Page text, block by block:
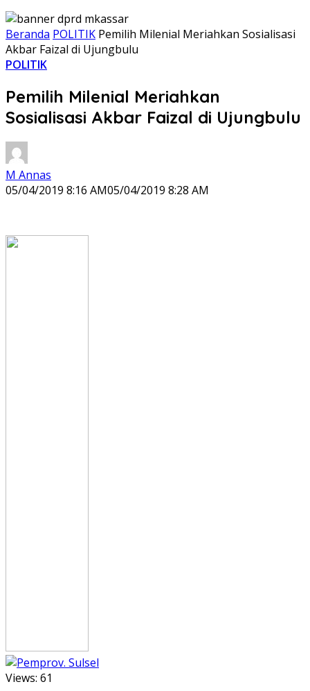
Beranda POLITIK Pemilih Milenial Meriahkan Sosialisasi
Akbar Faizal di Ujungbulu
POLITIK
Pemilih Milenial Meriahkan
Sosialisasi Akbar Faizal di Ujungbulu
M Annas
05/04/2019 8:16 AM05/04/2019 8:28 AM
Views: 61